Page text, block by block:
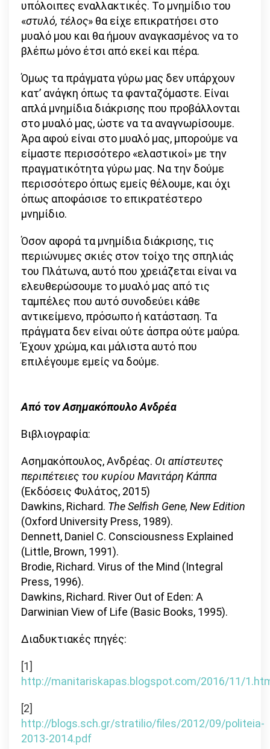
υπόλοιπες εναλλακτικές. Το μνημίδιο του
«στυλό, τέλος» θα είχε επικρατήσει στο
μυαλό μου και θα ήμουν αναγκασμένος να το
βλέπω μόνο έτσι από εκεί και πέρα.
Όμως τα πράγματα γύρω μας δεν υπάρχουν
κατ’ ανάγκη όπως τα φανταζόμαστε. Είναι
απλά μνημίδια διάκρισης που προβάλλονται
στο μυαλό μας, ώστε να τα αναγνωρίσουμε.
Άρα αφού είναι στο μυαλό μας, μπορούμε να
είμαστε περισσότερο «ελαστικοί» με την
πραγματικότητα γύρω μας. Να την δούμε
περισσότερο όπως εμείς θέλουμε, και όχι
όπως αποφάσισε το επικρατέστερο
μνημίδιο.
Όσον αφορά τα μνημίδια διάκρισης, τις
περιώνυμες σκιές στον τοίχο της σπηλιάς
του Πλάτωνα, αυτό που χρειάζεται είναι να
ελευθερώσουμε το μυαλό μας από τις
ταμπέλες που αυτό συνοδεύει κάθε
αντικείμενο, πρόσωπο ή κατάσταση. Τα
πράγματα δεν είναι ούτε άσπρα ούτε μαύρα.
Έχουν χρώμα, και μάλιστα αυτό που
επιλέγουμε εμείς να δούμε.
Από τον Ασημακόπουλο Ανδρέα
Βιβλιογραφία:
Ασημακόπουλος, Ανδρέας. Οι απίστευτες
περιπέτειες του κυρίου Μανιτάρη Κάππα
(Εκδόσεις Φυλάτος, 2015)
Dawkins, Richard. The Selfish Gene, New Edition
(Oxford University Press, 1989).
Dennett, Daniel C. Consciousness Explained
(Little, Brown, 1991).
Brodie, Richard. Virus of the Mind (Integral
Press, 1996).
Dawkins, Richard. River Out of Eden: A
Darwinian View of Life (Basic Books, 1995).
Διαδυκτιακές πηγές:
[1]
http://manitariskapas.blogspot.com/2016/11/
[2]
http://blogs.sch.gr/stratilio/files/2012/09/politeia-
2013-2014.pdf